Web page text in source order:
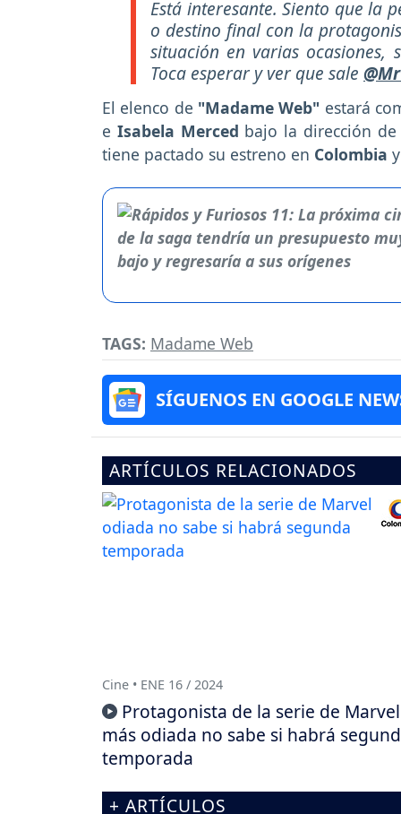
Está interesante. Siento que la
o destino final con la
situación en varias
Toca esperar y ver que sale
El elenco de "Madame Web" estará
e Isabela Merced bajo la dirección de
tiene pactado su estreno en Colombia
TAGS: Madame Web
SÍGUENOS EN GOOGLE
ARTÍCULOS RELACIONADOS
Cine • ENE 16 / 2024
Protagonista de la serie de Marvel
más odiada no sabe si habrá
temporada
+ ARTÍCULOS